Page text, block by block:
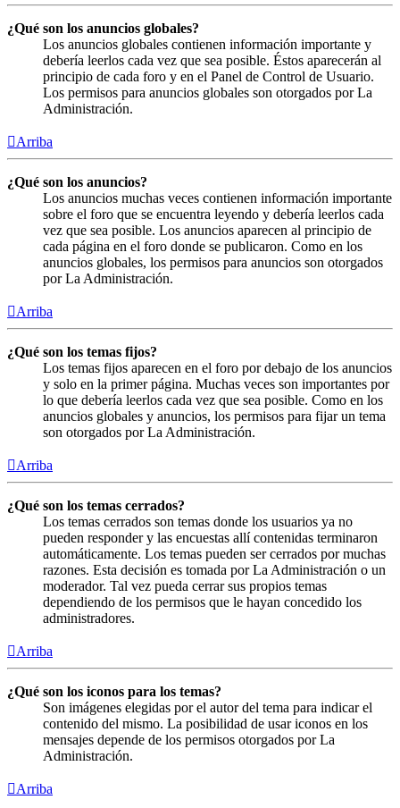
¿Qué son los anuncios globales?
Los anuncios globales contienen información importante y
debería leerlos cada vez que sea posible. Éstos aparecerán al
principio de cada foro y en el Panel de Control de Usuario.
Los permisos para anuncios globales son otorgados por La
Administración.
Arriba
¿Qué son los anuncios?
Los anuncios muchas veces contienen información importante
sobre el foro que se encuentra leyendo y debería leerlos cada
vez que sea posible. Los anuncios aparecen al principio de
cada página en el foro donde se publicaron. Como en los
anuncios globales, los permisos para anuncios son otorgados
por La Administración.
Arriba
¿Qué son los temas fijos?
Los temas fijos aparecen en el foro por debajo de los anuncios
y solo en la primer página. Muchas veces son importantes por
lo que debería leerlos cada vez que sea posible. Como en los
anuncios globales y anuncios, los permisos para fijar un tema
son otorgados por La Administración.
Arriba
¿Qué son los temas cerrados?
Los temas cerrados son temas donde los usuarios ya no
pueden responder y las encuestas allí contenidas terminaron
automáticamente. Los temas pueden ser cerrados por muchas
razones. Esta decisión es tomada por La Administración o un
moderador. Tal vez pueda cerrar sus propios temas
dependiendo de los permisos que le hayan concedido los
administradores.
Arriba
¿Qué son los iconos para los temas?
Son imágenes elegidas por el autor del tema para indicar el
contenido del mismo. La posibilidad de usar iconos en los
mensajes depende de los permisos otorgados por La
Administración.
Arriba